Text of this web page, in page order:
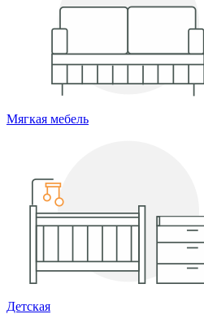
Мягкая мебель
Детская